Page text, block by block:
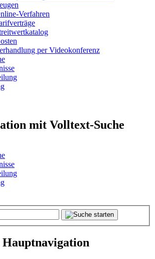
Verfahren
per Videokonferenz
mit Volltext-Suche